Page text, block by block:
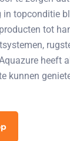
in topconditie
tot
heeft
kunnen